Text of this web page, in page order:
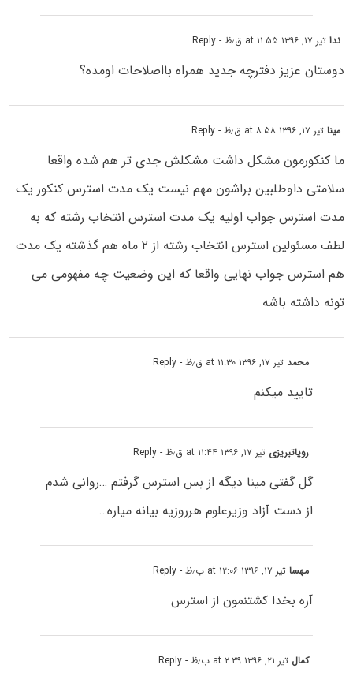
نداتیر ۱۷, ۱۳۹۶ at ۱۱:۵۵ ق٫ظ - Reply
دوستان عزیز دفترچه جدید همراه بااصلاحات اومده؟
میناتیر ۱۷, ۱۳۹۶ at ۸:۵۸ ق٫ظ - Reply
ما کنکورمون مشکل داشت مشکلش جدی تر هم شده واقعا
سلامتی داوطلبین براشون مهم نیست یک مدت استرس کنکور یک
مدت استرس جواب اولیه یک مدت استرس انتخاب رشته که به
لطف مسئولین استرس انتخاب رشته از ۲ ماه هم گذشته یک مدت
هم استرس جواب نهایی واقعا که این وضعیت چه مفهومی می
تونه داشته باشه
محمدتیر ۱۷, ۱۳۹۶ at ۱۱:۳۰ ق٫ظ - Reply
تایید میکنم
رویاتبریزی تیر ۱۷, ۱۳۹۶ at ۱۱:۴۴ ق٫ظ - Reply
گل گفتی مینا دیگه از بس استرس گرفتم …روانی شدم
از دست آزاد وزیرعلوم هرروزیه بیانه میاره…
مهساتیر ۱۷, ۱۳۹۶ at ۱۲:۰۶ ب٫ظ - Reply
آره بخدا کشتنمون از استرس
کمال تیر ۲۱, ۱۳۹۶ at ۲:۳۹ ب٫ظ - Reply